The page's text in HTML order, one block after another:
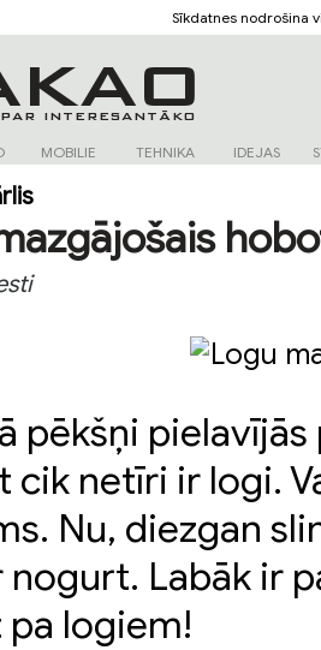
Sīkdatnes nodrošina
MOBILIE TEHNIKA IDEJAS
pēkšņi
cik netīri ir logi.
Nu, diezgan
nogurt. Labāk ir
pa logiem!